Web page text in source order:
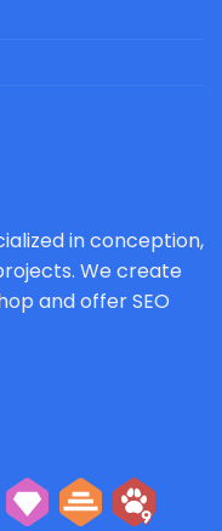
in conception,
We create
and offer SEO